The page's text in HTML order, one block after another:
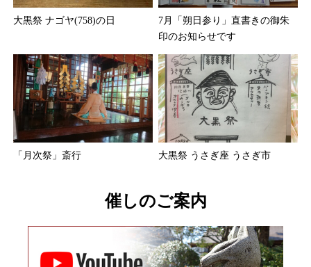
大黒祭 ナゴヤ(758)の日
7月「朔日参り」直書きの御朱
印のお知らせです
「月次祭」斎行 大黒祭 うさぎ座 うさぎ市
催しのご案内